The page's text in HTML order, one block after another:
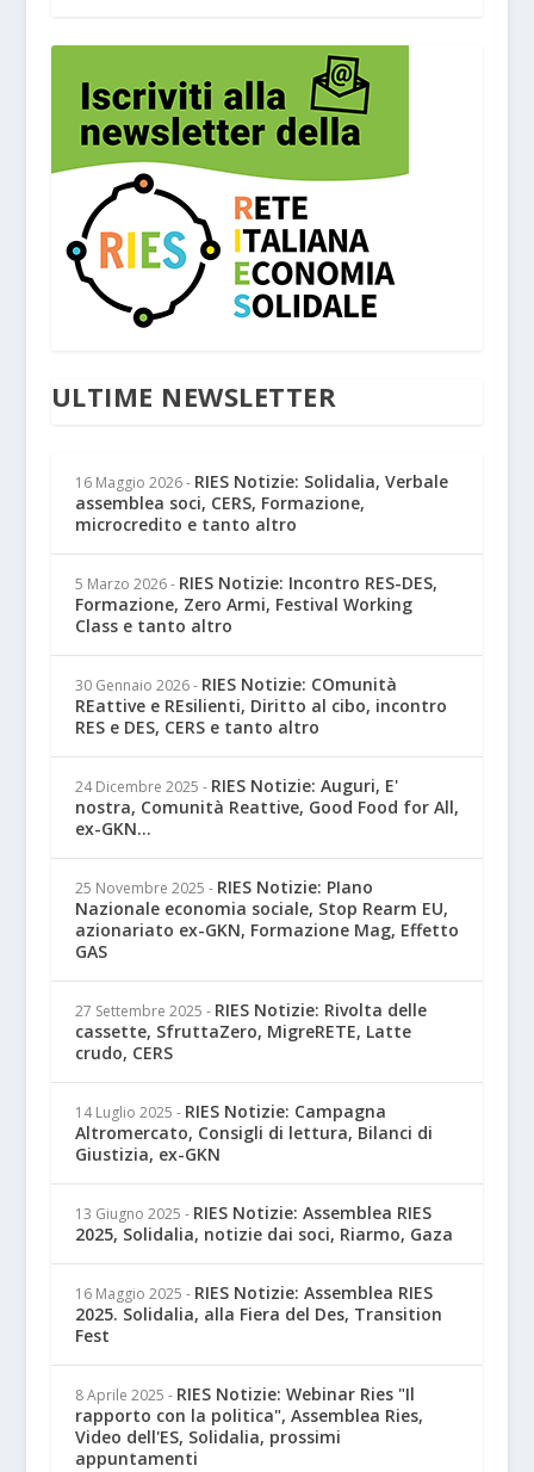
ULTIME NEWSLETTER
16 Maggio 2026 - RIES Notizie: Solidalia, Verbale
assemblea soci, CERS, Formazione,
microcredito e tanto altro
5 Marzo 2026 - RIES Notizie: Incontro RES-DES,
Formazione, Zero Armi, Festival Working
Class e tanto altro
30 Gennaio 2026 - RIES Notizie: COmunità
REattive e REsilienti, Diritto al cibo, incontro
RES e DES, CERS e tanto altro
24 Dicembre 2025 - RIES Notizie: Auguri, E'
nostra, Comunità Reattive, Good Food for All,
ex-GKN...
25 Novembre 2025 - RIES Notizie: PIano
Nazionale economia sociale, Stop Rearm EU,
azionariato ex-GKN, Formazione Mag, Effetto
GAS
27 Settembre 2025 - RIES Notizie: Rivolta delle
cassette, SfruttaZero, MigreRETE, Latte
crudo, CERS
14 Luglio 2025 - RIES Notizie: Campagna
Altromercato, Consigli di lettura, Bilanci di
Giustizia, ex-GKN
13 Giugno 2025 - RIES Notizie: Assemblea RIES
2025, Solidalia, notizie dai soci, Riarmo, Gaza
16 Maggio 2025 - RIES Notizie: Assemblea RIES
2025. Solidalia, alla Fiera del Des, Transition
Fest
8 Aprile 2025 - RIES Notizie: Webinar Ries "Il
rapporto con la politica", Assemblea Ries,
Video dell'ES, Solidalia, prossimi
appuntamenti